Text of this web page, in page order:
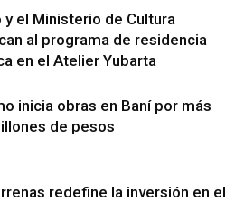
y el Ministerio de Cultura
al programa de residencia
en el Atelier Yubarta
inicia obras en Baní por más
de pesos
redefine la inversión en el